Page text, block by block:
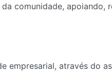
comunidade, apoiando,
empresarial, através do